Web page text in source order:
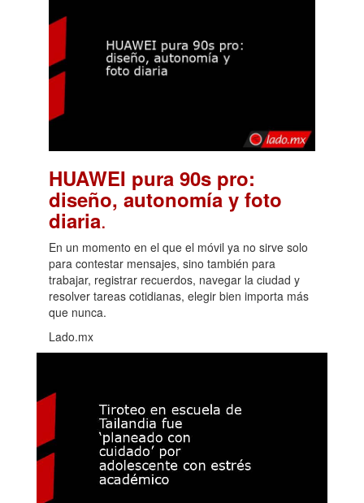
HUAWEI pura 90s pro:
diseño, autonomía y foto
diaria.
En un momento en el que el móvil ya no sirve solo
para contestar mensajes, sino también para
trabajar, registrar recuerdos, navegar la ciudad y
resolver tareas cotidianas, elegir bien importa más
que nunca.
Lado.mx